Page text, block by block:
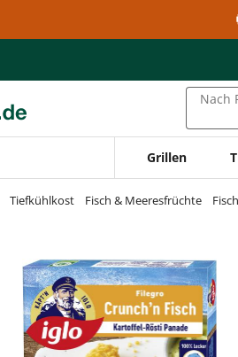
Nach
Grillen
Tiefkühlkost Fisch & Meeresfrüchte